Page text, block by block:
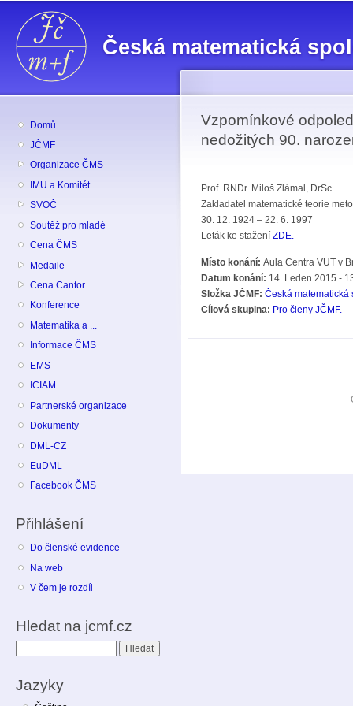
Česká matematická
Domů
JČMF
Organizace ČMS
IMU a Komitét
SVOČ
Soutěž pro mladé
Cena ČMS
Medaile
Cena Cantor
Konference
Matematika a ...
Informace ČMS
EMS
ICIAM
Partnerské organizace
Dokumenty
DML-CZ
EuDML
Facebook ČMS
Přihlášení
Do členské evidence
Na web
V čem je rozdíl
Hledat na jcmf.cz
Jazyky
Vzpomínkové
nedožitých 90.
Prof. RNDr. Miloš Zlámal, DrSc.
Zakladatel matematické teorie
30. 12. 1924 – 22. 6. 1997
Leták ke stažení ZDE.
Místo konání: Aula Centra VUT v
Datum konání: 14. Leden 2015 -
Složka JČMF: Česká matematická
Cílová skupina: Pro členy JČMF.